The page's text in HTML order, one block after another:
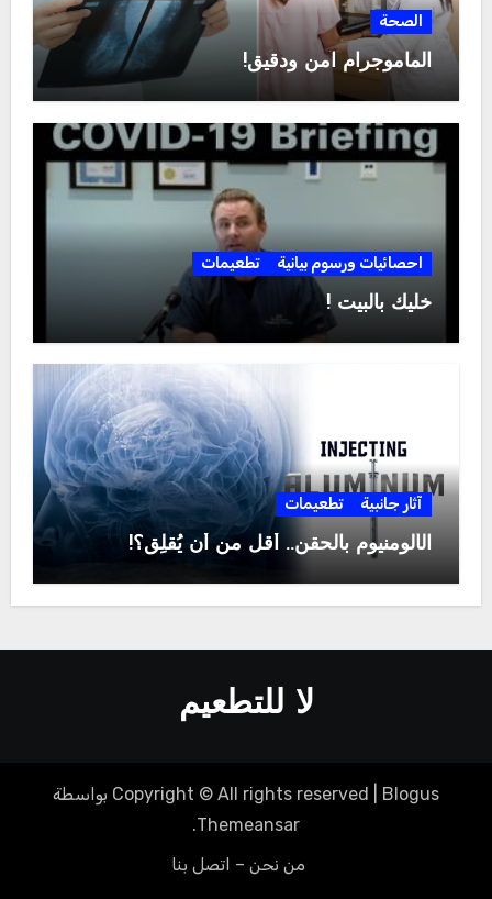
الصحة
الماموجرام آمن ودقيق!
احصائيات ورسوم بيانية تطعيمات
خليك بالبيت !
آثار جانبية تطعيمات
الألومنيوم بالحقن.. أقل من أن يُقلِق؟!
لا للتطعيم
Copyright © All rights reserved Blogus
بواسطة
Themeansar
.
من نحن – اتصل بنا